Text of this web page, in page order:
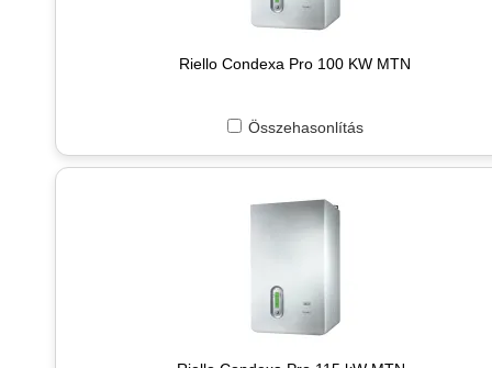
Riello Condexa Pro 100 KW MTN
Összehasonlítás